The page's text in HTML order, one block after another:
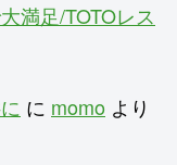
満足/TOTOレス
に momo より